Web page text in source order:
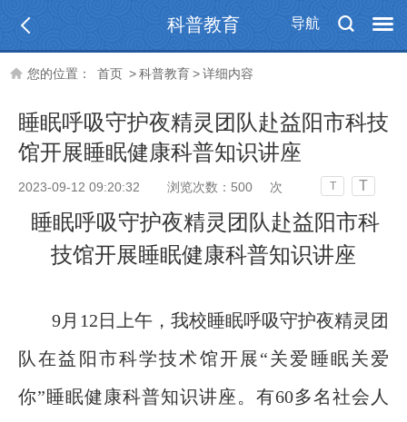
导航
科普教育
您的位置： 首页 >科普教育>详细内容
睡眠呼吸守护夜精灵团队赴益阳市科技
馆开展睡眠健康科普知识讲座
2023-09-12 09:20:32 浏览次数： 500 次 T T
睡眠呼吸守护夜精灵团队赴益阳市科
技馆开展睡眠健康科普知识讲座
9月12日上午，我校睡眠呼吸守护夜精灵团
队在益阳市科学技术馆开展“关爱睡眠关爱
你”睡眠健康科普知识讲座。有60多名社会人